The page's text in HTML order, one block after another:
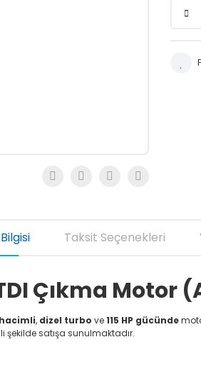
Taksit Seçenekleri
Çıkma Motor
, dizel turbo ve115 HP gücünde
satışa sunulmaktadır.